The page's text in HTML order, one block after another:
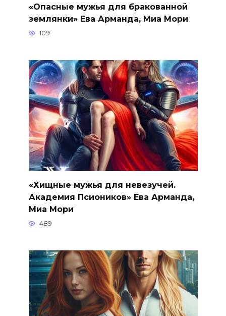
«Опасные мужья для бракованной
землянки» Ева Арманда, Миа Мори
109
«Хищные мужья для невезучей.
Академия Псиоников» Ева Арманда,
Миа Мори
489